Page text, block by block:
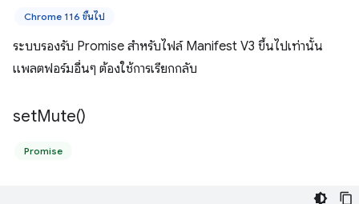
Chrome 116 ขึ้นไป
ระบบรองรับ Promise สำหรับไฟล์ Manifest V3 ขึ้นไปเท่านั้น
แพลตฟอร์มอื่นๆ ต้องใช้การเรียกกลับ
setMute()
Promise